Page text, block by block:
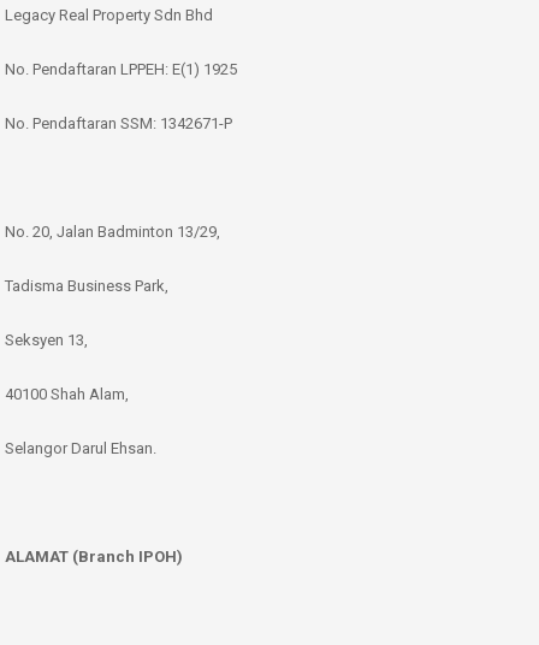
Legacy Real Property Sdn Bhd
No. Pendaftaran LPPEH: E(1) 1925
No. Pendaftaran SSM: 1342671-P
No. 20, Jalan Badminton 13/29,
Tadisma Business Park,
Seksyen 13,
40100 Shah Alam,
Selangor Darul Ehsan.
ALAMAT (Branch IPOH)